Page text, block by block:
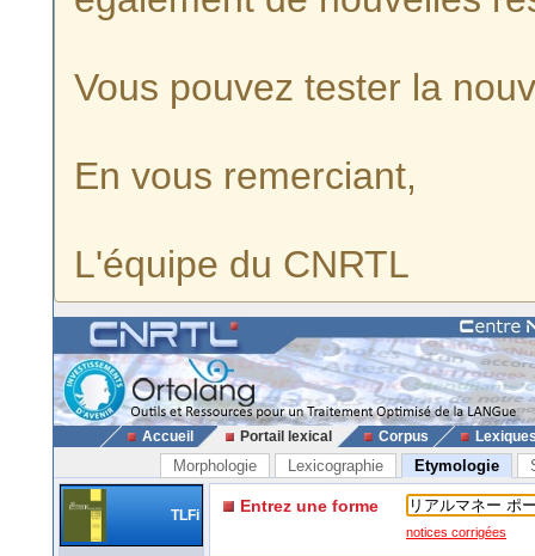
Vous pouvez tester la
En vous remerciant,
L'équipe du CNRTL
Accueil Portail lexical Corpus
Morphologie Lexicographie Etymologie
TLFi Entrez une forme
notices corrigées